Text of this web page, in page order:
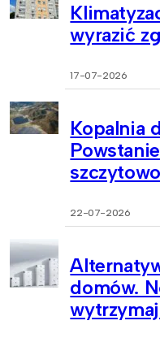
wyrazić
17-07-2026
Kopalnia
22-07-2026
domów.